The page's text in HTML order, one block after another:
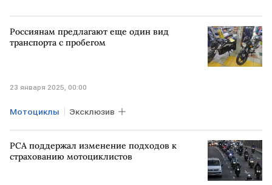
Россиянам предлагают еще один вид
транспорта с пробегом
23 января 2025, 00:00
Мотоциклы Эксклюзив
РСА поддержал изменение подходов к
страхованию мотоциклистов